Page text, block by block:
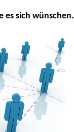
es sich wünschen.